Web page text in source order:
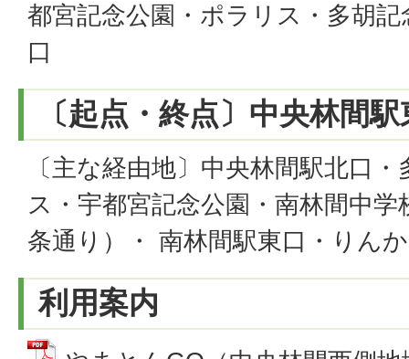
都宮記念公園・ポラリス・多胡
口
〔起点・終点〕中央林間
〔主な経由地〕中央林間駅北口
ス・宇都宮記念公園・南林間中
条通り）・ 南林間駅東口・りん
利用案内